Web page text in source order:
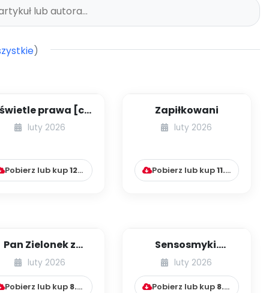
)
prawa [cz.
[kącik eksperta]
luty 2026
Pobierz lub kup12.99 zł
Zapiłkowani
luty 2026
Pobierz lub kup11.99 zł
Pan Zielonek z
Wyspy Zazdrości
luty 2026
Pobierz lub kup 8.99 zł
Sensosmyki.
Zabawy rozwijające
zmysł słuchu [cz.
27]...
luty 2026
Pobierz lub kup 8.99 zł